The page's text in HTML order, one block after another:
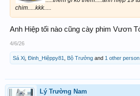
chim.....kkk.....
Anh Hiệp tối nào cũng cày phim Vươn
4/6/26
Sá Xị Đinh_Hiệppy81 Bộ Trưởng and 1 other person
Lý Trường Nam